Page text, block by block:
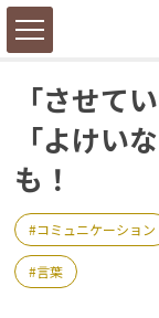
「させて
「よけい
も！
コミュニケーション
言葉